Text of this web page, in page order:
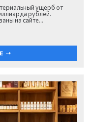
ущерб от
рублей.
на сайте…